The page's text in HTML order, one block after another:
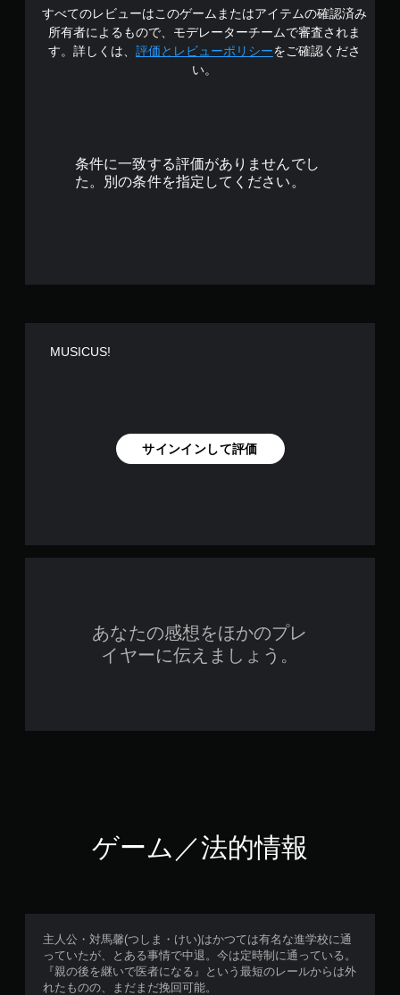
4
で
すべてのレビューはこのゲームまたはアイテムの確認済み
所有者によるもので、モデレーターチームで審査されま
す。詳しくは、 評価とレビューポリシーをご確認くださ
い。
条件に一致する評価がありませんでし
た。別の条件を指定してください。
MUSICUS!
サインインして評価
あなたの感想をほかのプレ
イヤーに伝えましょう。
ゲーム／法的情報
主人公・対馬馨(つしま・けい)はかつては有名な進学校に通
っていたが、とある事情で中退。今は定時制に通っている。
『親の後を継いで医者になる』という最短のレールからは外
れたものの、まだまだ挽回可能。